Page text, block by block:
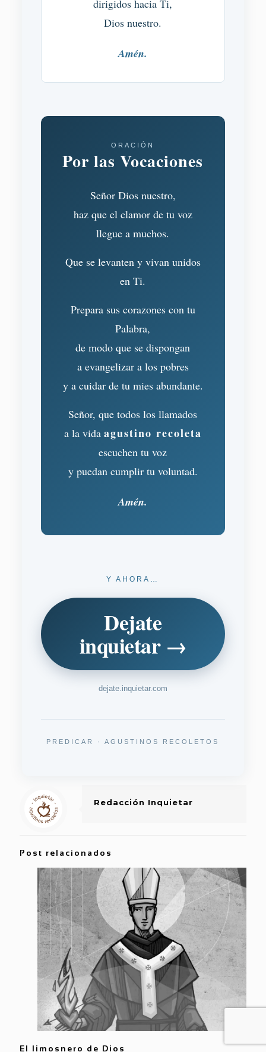
dirigidos hacia Ti,
Dios nuestro.
Amén.
ORACIÓN
Por las Vocaciones
Señor Dios nuestro,
haz que el clamor de tu voz
llegue a muchos.
Que se levanten y vivan unidos
en Ti.
Prepara sus corazones con tu
Palabra,
de modo que se dispongan
a evangelizar a los pobres
y a cuidar de tu mies abundante.
Señor, que todos los llamados
a la vida agustino recoleta
escuchen tu voz
y puedan cumplir tu voluntad.
Amén.
Y AHORA…
Dejate
inquietar →
dejate.inquietar.com
PREDICAR · AGUSTINOS RECOLETOS
Redacción Inquietar
Post relacionados
El limosnero de Dios